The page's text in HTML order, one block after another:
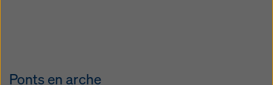
Ponts en arche